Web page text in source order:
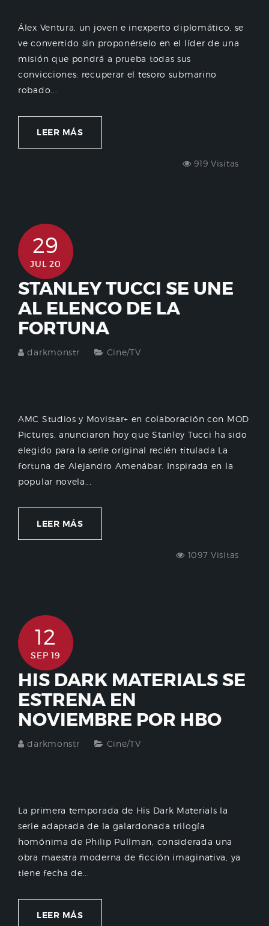
Álex Ventura, un joven e inexperto diplomático, se
ve convertido sin proponérselo en el líder de una
misión que pondrá a prueba todas sus
convicciones: recuperar el tesoro submarino
robado...
LEER MÁS
919 Visitas
29
JUL 20
STANLEY TUCCI SE UNE
AL ELENCO DE LA
FORTUNA
darkmonstr Cine/TV
AMC Studios y Movistar+ en colaboración con MOD
Pictures, anunciaron hoy que Stanley Tucci ha sido
elegido para la serie original recién titulada La
fortuna de Alejandro Amenábar. Inspirada en la
popular novela...
LEER MÁS
1097 Visitas
12
SEP 19
HIS DARK MATERIALS SE
ESTRENA EN
NOVIEMBRE POR HBO
darkmonstr Cine/TV
La primera temporada de His Dark Materials la
serie adaptada de la galardonada trilogía
homónima de Philip Pullman, considerada una
obra maestra moderna de ficción imaginativa, ya
tiene fecha de...
LEER MÁS